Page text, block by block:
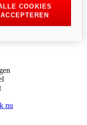
nu
COOKIES
ACCEPTEREN